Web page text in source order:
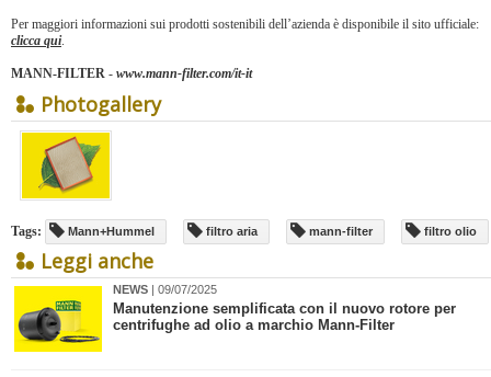
Per maggiori informazioni sui prodotti sostenibili dell’azienda è disponibile il sito ufficiale:
clicca qui.
MANN-FILTER - www.mann-filter.com/it-it
Photogallery
Tags: Mann+Hummel filtro aria mann-filter filtro olio
Leggi anche
NEWS | 09/07/2025
Manutenzione semplificata con il nuovo rotore per
centrifughe ad olio a marchio Mann-Filter